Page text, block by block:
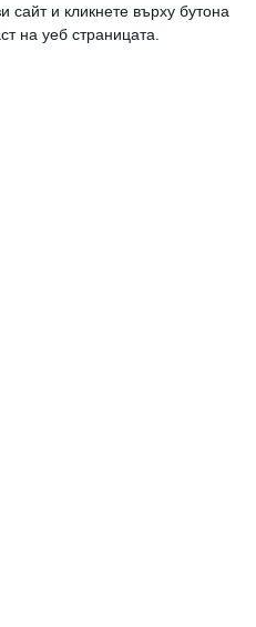
сайт и кликнете върху бутона
на уеб страницата.
е независим и